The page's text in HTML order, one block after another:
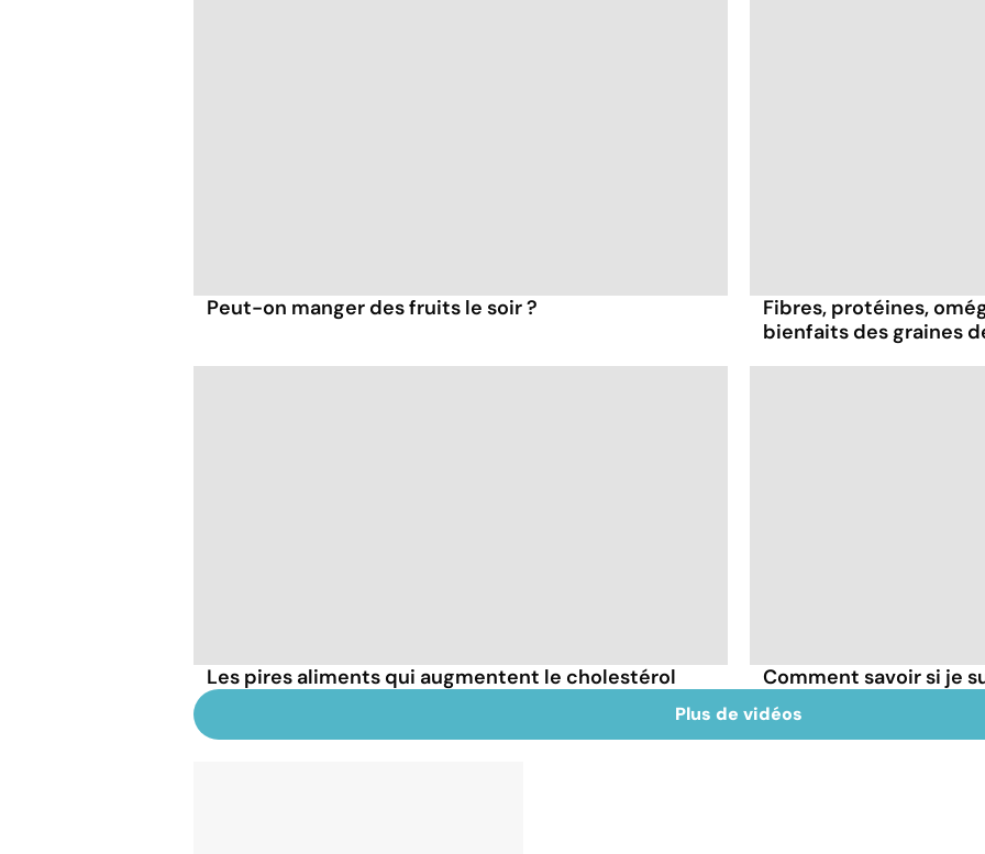
Peut-on manger des fruits le soir ?
Fibres, protéines,
bienfaits des graines
Les pires aliments qui augmentent le cholestérol Comment savoir si je
Plus de vidéos